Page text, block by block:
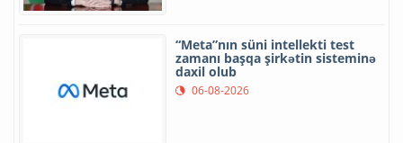
“Meta”nın süni intellekti test
zamanı başqa şirkətin sisteminə
daxil olub
06-08-2026